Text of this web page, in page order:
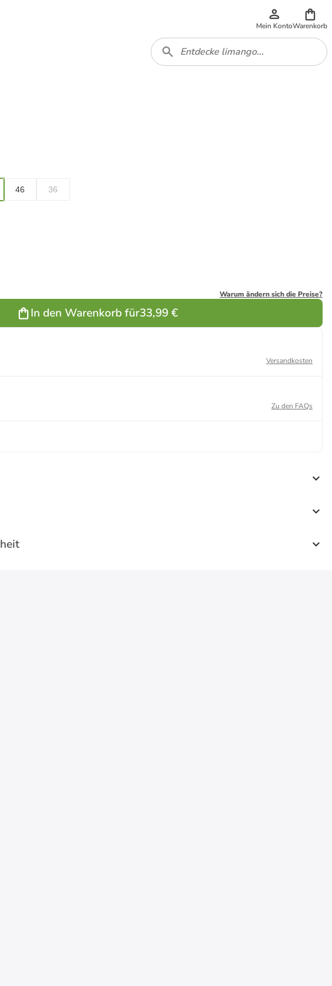
Mein KontoWarenkorb
46 36
Warum ändern sich die Preise?
In den Warenkorb für33,99 €
Versandkosten
Zu den FAQs